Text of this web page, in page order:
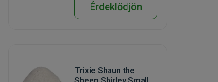
Érdeklődjön
Trixie Shaun the
Sheep Shirley Small